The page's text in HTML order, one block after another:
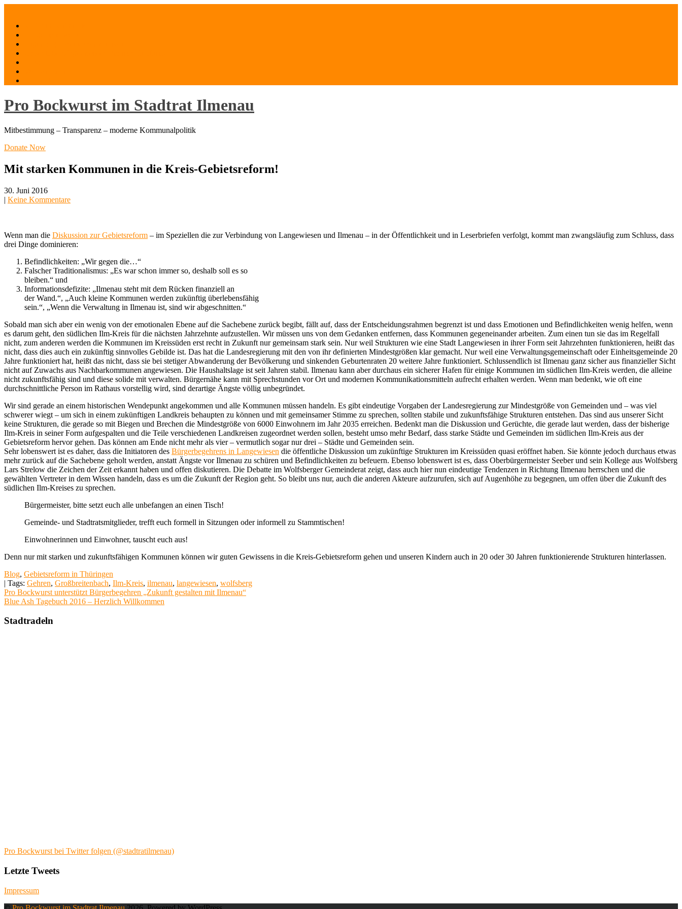
content
Pro Bockwurst im Stadtrat Ilmenau
Mitbestimmung – Transparenz – moderne Kommunalpolitik
Donate Now
Mit starken Kommunen in die Kreis-Gebietsreform!
30. Juni 2016
| Keine Kommentare
Wenn man die Diskussion zur Gebietsreform – im Speziellen die zur Verbindung von Langewiesen und Ilmenau – in der Öffentlichkeit und in Leserbriefen verfolgt, kommt man zwangsläufig zum Schluss, dass
drei Dinge dominieren:
Befindlichkeiten: „Wir gegen die…“
Falscher Traditionalismus: „Es war schon immer so, deshalb soll es so
bleiben.“ und
Informationsdefizite: „Ilmenau steht mit dem Rücken finanziell an
der Wand.“, „Auch kleine Kommunen werden zukünftig überlebensfähig
sein.“, „Wenn die Verwaltung in Ilmenau ist, sind wir abgeschnitten.“
Sobald man sich aber ein wenig von der emotionalen Ebene auf die Sachebene zurück begibt, fällt auf, dass der Entscheidungsrahmen begrenzt ist und dass Emotionen und Befindlichkeiten wenig helfen, wenn
es darum geht, den südlichen Ilm-Kreis für die nächsten Jahrzehnte aufzustellen. Wir müssen uns von dem Gedanken entfernen, dass Kommunen gegeneinander arbeiten. Zum einen tun sie das im Regelfall
nicht, zum anderen werden die Kommunen im Kreissüden erst recht in Zukunft nur gemeinsam stark sein. Nur weil Strukturen wie eine Stadt Langewiesen in ihrer Form seit Jahrzehnten funktionieren, heißt das
nicht, dass dies auch ein zukünftig sinnvolles Gebilde ist. Das hat die Landesregierung mit den von ihr definierten Mindestgrößen klar gemacht. Nur weil eine Verwaltungsgemeinschaft oder Einheitsgemeinde 20
Jahre funktioniert hat, heißt das nicht, dass sie bei stetiger Abwanderung der Bevölkerung und sinkenden Geburtenraten 20 weitere Jahre funktioniert. Schlussendlich ist Ilmenau ganz sicher aus finanzieller Sicht
nicht auf Zuwachs aus Nachbarkommunen angewiesen. Die Haushaltslage ist seit Jahren stabil. Ilmenau kann aber durchaus ein sicherer Hafen für einige Kommunen im südlichen Ilm-Kreis werden, die alleine
nicht zukunftsfähig sind und diese solide mit verwalten. Bürgernähe kann mit Sprechstunden vor Ort und modernen Kommunikationsmitteln aufrecht erhalten werden. Wenn man bedenkt, wie oft eine
durchschnittliche Person im Rathaus vorstellig wird, sind derartige Ängste völlig unbegründet.
Wir sind gerade an einem historischen Wendepunkt angekommen und alle Kommunen müssen handeln. Es gibt eindeutige Vorgaben der Landesregierung zur Mindestgröße von Gemeinden und – was viel
schwerer wiegt – um sich in einem zukünftigen Landkreis behaupten zu können und mit gemeinsamer Stimme zu sprechen, sollten stabile und zukunftsfähige Strukturen entstehen. Das sind aus unserer Sicht
keine Strukturen, die gerade so mit Biegen und Brechen die Mindestgröße von 6000 Einwohnern im Jahr 2035 erreichen. Bedenkt man die Diskussion und Gerüchte, die gerade laut werden, dass der bisherige
Ilm-Kreis in seiner Form aufgespalten und die Teile verschiedenen Landkreisen zugeordnet werden sollen, besteht umso mehr Bedarf, dass starke Städte und Gemeinden im südlichen Ilm-Kreis aus der
Gebietsreform hervor gehen. Das können am Ende nicht mehr als vier – vermutlich sogar nur drei – Städte und Gemeinden sein.
Sehr lobenswert ist es daher, dass die Initiatoren des Bürgerbegehrens in Langewiesen die öffentliche Diskussion um zukünftige Strukturen im Kreissüden quasi eröffnet haben. Sie könnte jedoch durchaus etwas
mehr zurück auf die Sachebene geholt werden, anstatt Ängste vor Ilmenau zu schüren und Befindlichkeiten zu befeuern. Ebenso lobenswert ist es, dass Oberbürgermeister Seeber und sein Kollege aus Wolfsberg
Lars Strelow die Zeichen der Zeit erkannt haben und offen diskutieren. Die Debatte im Wolfsberger Gemeinderat zeigt, dass auch hier nun eindeutige Tendenzen in Richtung Ilmenau herrschen und die
gewählten Vertreter in dem Wissen handeln, dass es um die Zukunft der Region geht. So bleibt uns nur, auch die anderen Akteure aufzurufen, sich auf Augenhöhe zu begegnen, um offen über die Zukunft des
südlichen Ilm-Kreises zu sprechen.
Bürgermeister, bitte setzt euch alle unbefangen an einen Tisch!
Gemeinde- und Stadtratsmitglieder, trefft euch formell in Sitzungen oder informell zu Stammtischen!
Einwohnerinnen und Einwohner, tauscht euch aus!
Denn nur mit starken und zukunftsfähigen Kommunen können wir guten Gewissens in die Kreis-Gebietsreform gehen und unseren Kindern auch in 20 oder 30 Jahren funktionierende Strukturen hinterlassen.
Blog, Gebietsreform in Thüringen
| Tags: Gehren, Großbreitenbach, Ilm-Kreis, ilmenau, langewiesen, wolfsberg
Beitragsnavigation
Pro Bockwurst unterstützt Bürgerbegehren „Zukunft gestalten mit Ilmenau“
Blue Ash Tagebuch 2016 – Herzlich Willkommen
Stadtradeln
Pro Bockwurst bei Twitter folgen (@stadtratilmenau)
Letzte Tweets
Impressum